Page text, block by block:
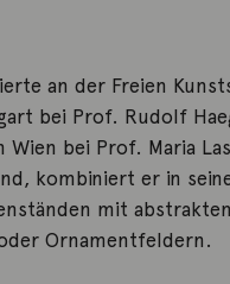
an der Freien
bei Prof. Rudolf
bei Prof. Maria
kombiniert er in
mit abstrakten
Ornamentfeldern.